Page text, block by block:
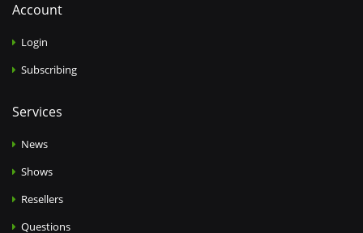
Account
Login
Subscribing
Services
News
Shows
Resellers
Questions